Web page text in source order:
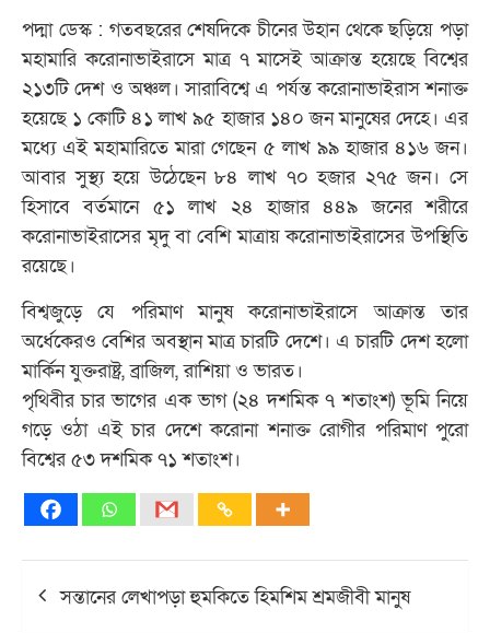
পদ্মা ডেস্ক : গতবছরের শেষদিকে চীনের উহান থেকে ছড়িয়ে পড়া
মহামারি করোনাভাইরাসে মাত্র ৭ মাসেই আক্রান্ত হয়েছে বিশ্বের
২১৩টি দেশ ও অঞ্চল। সারাবিশ্বে এ পর্যন্ত করোনাভাইরাস শনাক্ত
হয়েছে ১ কোটি ৪১ লাখ ৯৫ হাজার ১৪০ জন মানুষের দেহে। এর
মধ্যে এই মহামারিতে মারা গেছেন ৫ লাখ ৯৯ হাজার ৪১৬ জন।
আবার সুস্থ্য হয়ে উঠেছেন ৮৪ লাখ ৭০ হজার ২৭৫ জন। সে
হিসাবে বর্তমানে ৫১ লাখ ২৪ হাজার ৪৪৯ জনের শরীরে
করোনাভাইরাসের মৃদু বা বেশি মাত্রায় করোনাভাইরাসের উপস্থিতি
রয়েছে।
বিশ্বজুড়ে যে পরিমাণ মানুষ করোনাভাইরাসে আক্রান্ত তার
অর্ধেকেরও বেশির অবস্থান মাত্র চারটি দেশে। এ চারটি দেশ হলো
মার্কিন যুক্তরাষ্ট্র, ব্রাজিল, রাশিয়া ও ভারত।
পৃথিবীর চার ভাগের এক ভাগ (২৪ দশমিক ৭ শতাংশ) ভূমি নিয়ে
গড়ে ওঠা এই চার দেশে করোনা শনাক্ত রোগীর পরিমাণ পুরো
বিশ্বের ৫৩ দশমিক ৭১ শতাংশ।
navigation
সন্তানের লেখাপড়া হুমকিতে হিমশিম শ্রমজীবী মানুষ